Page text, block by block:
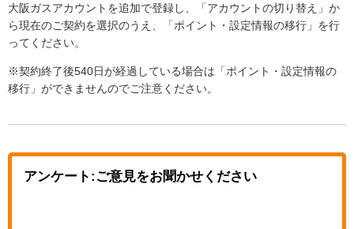
大阪ガスアカウントを追加で登録し、「アカウントの切り替え」か
ら現在のご契約を選択のうえ、「ポイント・設定情報の移行」を行
ってください。
※契約終了後540日が経過している場合は「ポイント・設定情報の
移行」ができませんのでご注意ください。
アンケート:ご意見をお聞かせください